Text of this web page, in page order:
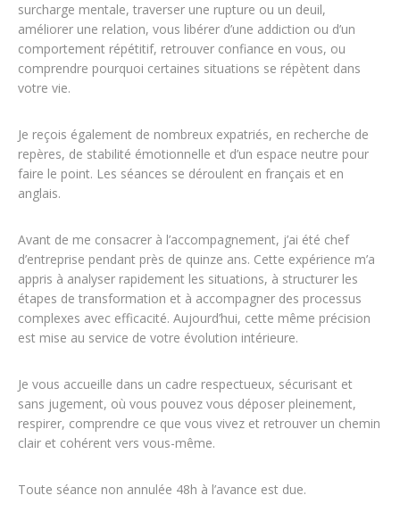
surcharge mentale, traverser une rupture ou un deuil,
améliorer une relation, vous libérer d’une addiction ou d’un
comportement répétitif, retrouver confiance en vous, ou
comprendre pourquoi certaines situations se répètent dans
votre vie.
Je reçois également de nombreux expatriés, en recherche de
repères, de stabilité émotionnelle et d’un espace neutre pour
faire le point. Les séances se déroulent en français et en
anglais.
Avant de me consacrer à l’accompagnement, j’ai été chef
d’entreprise pendant près de quinze ans. Cette expérience m’a
appris à analyser rapidement les situations, à structurer les
étapes de transformation et à accompagner des processus
complexes avec efficacité. Aujourd’hui, cette même précision
est mise au service de votre évolution intérieure.
Je vous accueille dans un cadre respectueux, sécurisant et
sans jugement, où vous pouvez vous déposer pleinement,
respirer, comprendre ce que vous vivez et retrouver un chemin
clair et cohérent vers vous-même.
Toute séance non annulée 48h à l’avance est due.